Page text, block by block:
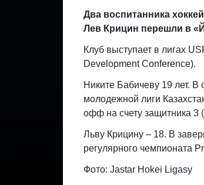
Два воспитанника
Лев Крицин перешли в
Клуб выступает в лигах
Development Conference).
Никите Бабичеву 19 лет. В
молодежной лиги
офф на счету защитника 3
Льву Крицину – 18. В
регулярного чемпионата
Фото: Jastar Hokei Ligasy